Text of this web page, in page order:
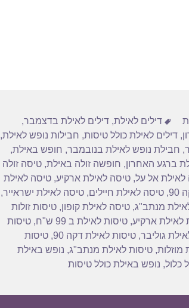
תגיות
דילים לאילת,דילים לאילת בדצמבר,
,דילים לאילת כולל טיסות, חבילות נופש לאילת,
, חבילת נופש לאילת בנובמבר, חופש באילת,
ברגע האחרון, חופשה זולה באילת,טיסה זולה
לאילת אל על,טיסה לאילת ארקיע,טיסה לאילת
,טיסה לאילת חיילים,טיסה לאילת ישראייר,
מנתב"ג,טיסה לאילת קופון,טיסות זולות
לאילת ארקיע,טיסות לאילת ב 99 ש"ח ,טיסות
גוליבר,טיסות לאילת דקה 90 ,טיסות
מוזלות,טיסות לאילת מנתב"ג, נופש באילת
כלול, נופש באילת כולל טיסות